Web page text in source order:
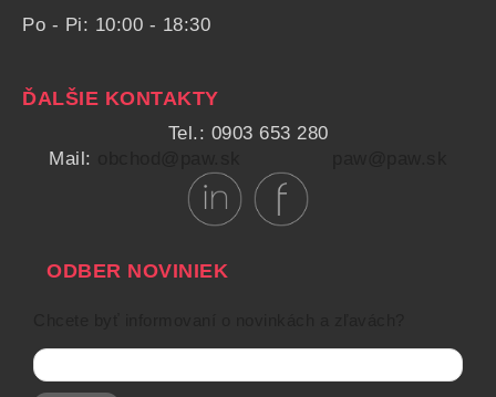
Po - Pi: 10:00 - 18:30
ĎALŠIE KONTAKTY
Tel.: 0903 653 280
Mail:
ODBER NOVINIEK